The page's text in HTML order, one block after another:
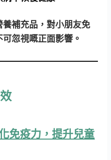
補充品，對小朋友免
忽視嘅正面影響。
免疫力，提升兒童